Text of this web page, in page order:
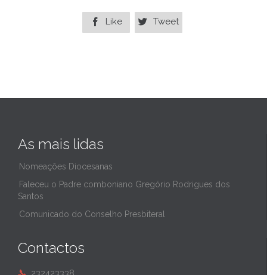
 Like  Tweet
As mais lidas
Nomeações Diocesanas
Faleceu o Padre comboniano Gregório Rodrigues dos
Santos
Comunicado do Conselho Presbiteral
Contactos
232423338